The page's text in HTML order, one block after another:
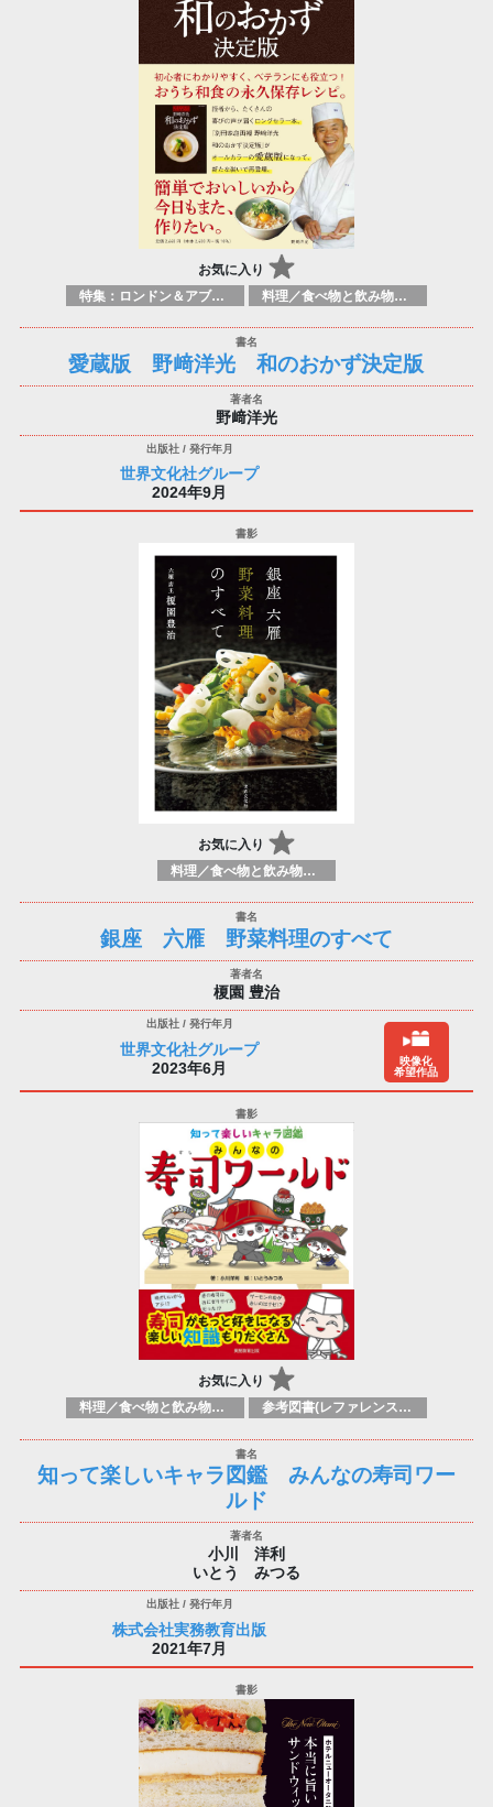
お気に入り
特集：ロンドン＆アブダビブックフェア2026 料理／食べ物と飲み物／食に関する記述
愛蔵版 野﨑洋光 和のおかず決定版
野﨑洋光
世界文化社グループ
2024年9月
お気に入り
料理／食べ物と飲み物／食に関する記述
銀座 六雁 野菜料理のすべて
榎園 豊治
世界文化社グループ
2023年6月
映像化
希望作品
お気に入り
料理／食べ物と飲み物／食に関する記述 参考図書(レファレンスブック)
知って楽しいキャラ図鑑 みんなの寿司ワー
ルド
小川 洋利
いとう みつる
株式会社実務教育出版
2021年7月